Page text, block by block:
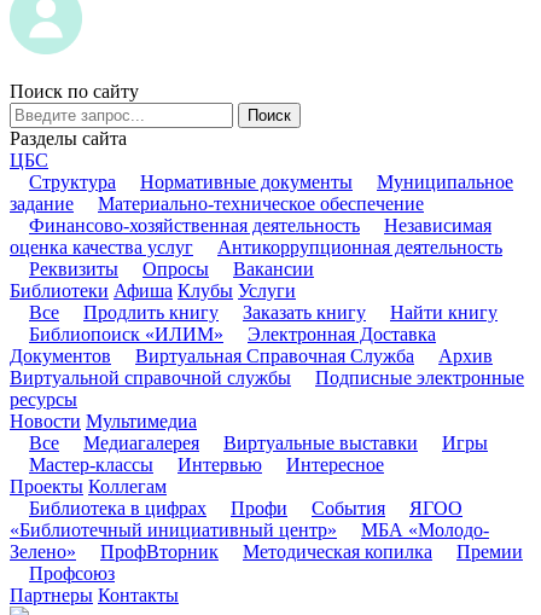
Поиск по сайту
Поиск
Разделы сайта
ЦБС
Структура
Нормативные документы
Муниципальное
задание
Материально-техническое обеспечение
Финансово-хозяйственная деятельность
Независимая
оценка качества услуг
Антикоррупционная деятельность
Реквизиты
Опросы
Вакансии
Библиотеки Афиша Клубы Услуги
Все
Продлить книгу Заказать книгу
Найти книгу
Библиопоиск «ИЛИМ»
Электронная Доставка
Документов
Виртуальная Справочная Служба
Архив
Виртуальной справочной службы
Подписные электронные
ресурсы
Новости Мультимедиа
Все
Медиагалерея Виртуальные выставки
Игры
Мастер-классы
Интервью
Интересное
Проекты Коллегам
Библиотека в цифрах
Профи События
ЯГОО
«Библиотечный инициативный центр»
МБА «Молодо-
Зелено»
ПрофВторник Методическая копилка
Премии
Профсоюз
Партнеры Контакты